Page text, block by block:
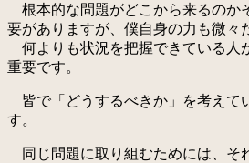
根本的な問題がどこから来るのか
要がありますが、僕自身の力も微々
何よりも状況を把握できている人
重要です。
皆で「どうするべきか」を考えて
す。
同じ問題に取り組むためには、そ